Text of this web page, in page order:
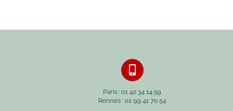
Paris : 01 42 34 14 59
Rennes : 02 99 41 70 54